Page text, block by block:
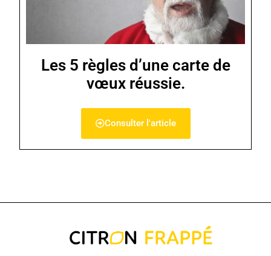
Les 5 règles d’une carte de
vœux réussie.
Consulter l'article